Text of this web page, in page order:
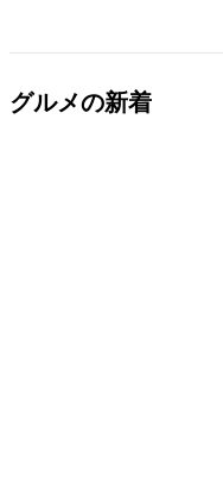
グルメの新着